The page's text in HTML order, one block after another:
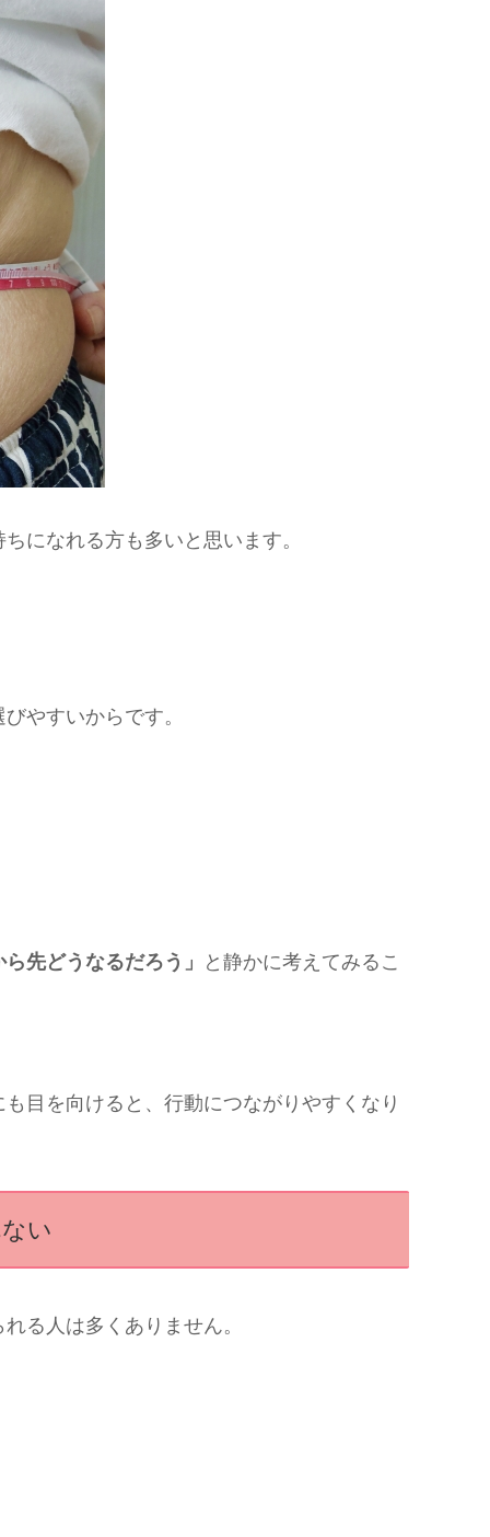
になれる方も多いと思います。
やすいからです。
先どうなるだろう」
と静かに考えてみるこ
目を向けると、行動につながりやすくなり
い
る人は多くありません。